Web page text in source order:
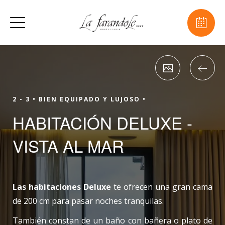
2 - 3 • BIEN EQUIPADO Y LUJOSO •
HABITACIÓN DELUXE -
VISTA AL MAR
Las habitaciones Deluxe te ofrecen una gran cama
de 200 cm para pasar noches tranquilas.
También constan de un baño con bañera o plato de